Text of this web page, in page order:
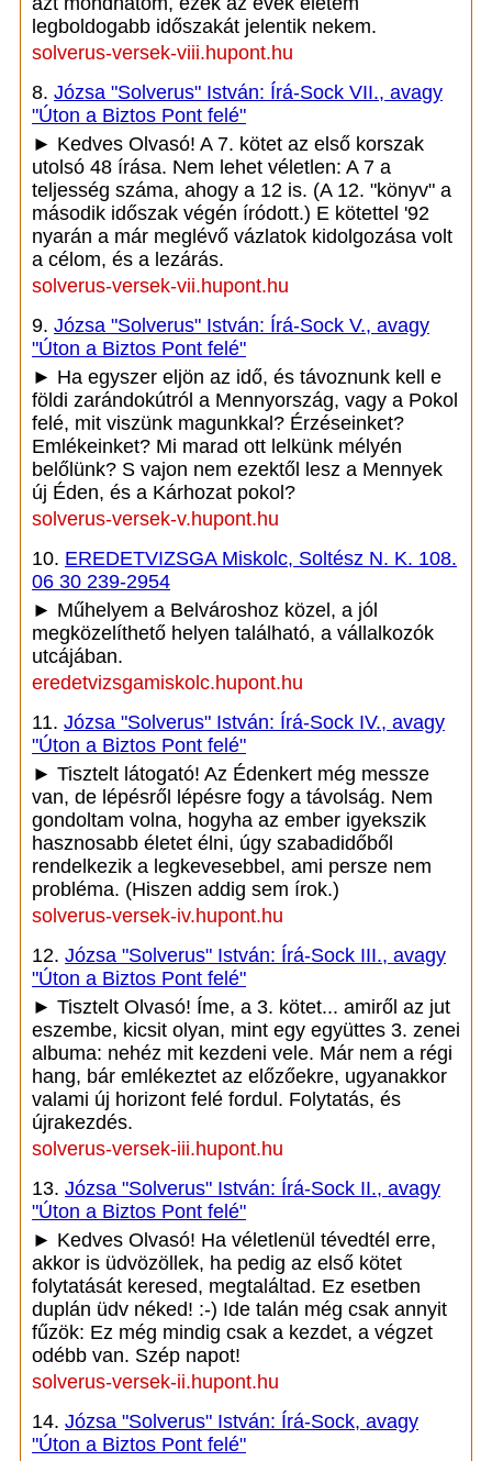
legboldogabb időszakát jelentik nekem.
solverus-versek-viii.hupont.hu
8. Józsa "Solverus" István: Írá-Sock VII., avagy
"Úton a Biztos Pont felé"
► Kedves Olvasó! A 7. kötet az első korszak
utolsó 48 írása. Nem lehet véletlen: A 7 a
teljesség száma, ahogy a 12 is. (A 12. "könyv" a
második időszak végén íródott.) E kötettel '92
nyarán a már meglévő vázlatok kidolgozása volt
a célom, és a lezárás.
solverus-versek-vii.hupont.hu
9. Józsa "Solverus" István: Írá-Sock V., avagy
"Úton a Biztos Pont felé"
► Ha egyszer eljön az idő, és távoznunk kell e
földi zarándokútról a Mennyország, vagy a Pokol
felé, mit viszünk magunkkal? Érzéseinket?
Emlékeinket? Mi marad ott lelkünk mélyén
belőlünk? S vajon nem ezektől lesz a Mennyek
új Éden, és a Kárhozat pokol?
solverus-versek-v.hupont.hu
10. EREDETVIZSGA Miskolc, Soltész N. K. 108.
06 30 239-2954
► Műhelyem a Belvároshoz közel, a jól
megközelíthető helyen található, a vállalkozók
utcájában.
eredetvizsgamiskolc.hupont.hu
11. Józsa "Solverus" István: Írá-Sock IV., avagy
"Úton a Biztos Pont felé"
► Tisztelt látogató! Az Édenkert még messze
van, de lépésről lépésre fogy a távolság. Nem
gondoltam volna, hogyha az ember igyekszik
hasznosabb életet élni, úgy szabadidőből
rendelkezik a legkevesebbel, ami persze nem
probléma. (Hiszen addig sem írok.)
solverus-versek-iv.hupont.hu
12. Józsa "Solverus" István: Írá-Sock III., avagy
"Úton a Biztos Pont felé"
► Tisztelt Olvasó! Íme, a 3. kötet... amiről az jut
eszembe, kicsit olyan, mint egy együttes 3. zenei
albuma: nehéz mit kezdeni vele. Már nem a régi
hang, bár emlékeztet az előzőekre, ugyanakkor
valami új horizont felé fordul. Folytatás, és
újrakezdés.
solverus-versek-iii.hupont.hu
13. Józsa "Solverus" István: Írá-Sock II., avagy
"Úton a Biztos Pont felé"
► Kedves Olvasó! Ha véletlenül tévedtél erre,
akkor is üdvözöllek, ha pedig az első kötet
folytatását keresed, megtaláltad. Ez esetben
duplán üdv néked! :-) Ide talán még csak annyit
fűzök: Ez még mindig csak a kezdet, a végzet
odébb van. Szép napot!
solverus-versek-ii.hupont.hu
14. Józsa "Solverus" István: Írá-Sock, avagy
"Úton a Biztos Pont felé"